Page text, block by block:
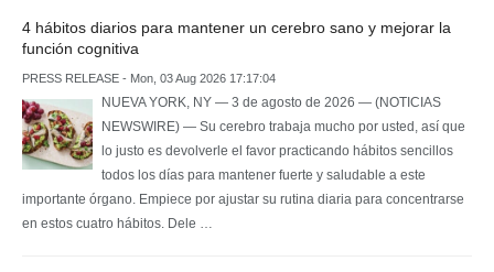
4 hábitos diarios para mantener un cerebro sano y mejorar la
función cognitiva
PRESS RELEASE - Mon, 03 Aug 2026 17:17:04
NUEVA YORK, NY — 3 de agosto de 2026 — (NOTICIAS
NEWSWIRE) — Su cerebro trabaja mucho por usted, así que
lo justo es devolverle el favor practicando hábitos sencillos
todos los días para mantener fuerte y saludable a este
importante órgano. Empiece por ajustar su rutina diaria para concentrarse
en estos cuatro hábitos. Dele …